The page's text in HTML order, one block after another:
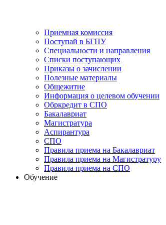
Приемная комиссия
Поступай в БГПУ
Специальности и направления
Списки поступающих
Приказы о зачислении
Полезные материалы
Общежитие
Информация о целевом обучении
Обркредит в СПО
Бакалавриат
Магистратура
Аспирантура
СПО
Правила приема на Бакалавриат
Правила приема на Магистратуру
Правила приема на СПО
Обучение